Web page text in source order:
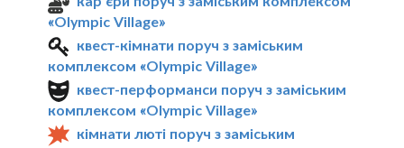
«Olympic Village»
квест-кімнати поруч з заміським
комплексом «Olympic Village»
квест-перформанси поруч з заміським
комплексом «Olympic Village»
кімнати люті поруч з заміським